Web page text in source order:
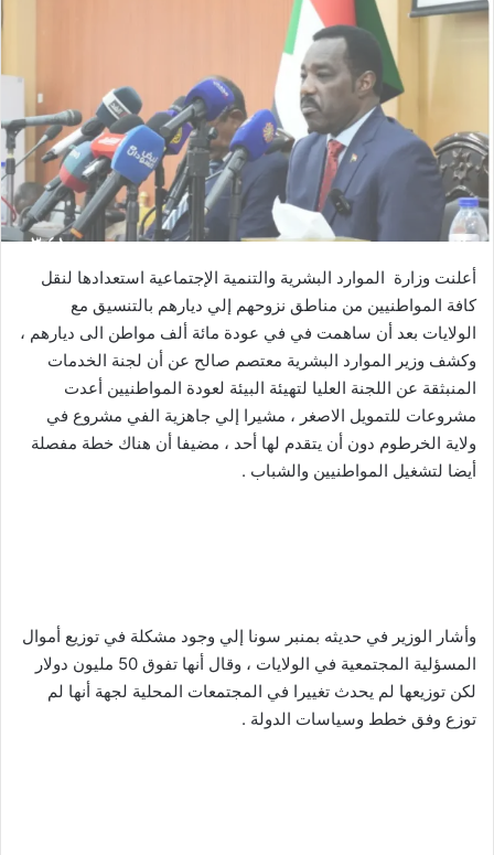
ل
ر
د
ا
إ
ك
ر
و
ن
ي
ا
أعلنت وزارة الموارد البشرية والتنمية الإجتماعية استعدادها لنقل
كافة المواطنيين من مناطق نزوحهم إلي ديارهم بالتنسيق مع
الولايات بعد أن ساهمت في في عودة مائة ألف مواطن الى ديارهم ،
وكشف وزير الموارد البشرية معتصم صالح عن أن لجنة الخدمات
المنبثقة عن اللجنة العليا لتهيئة البيئة لعودة المواطنيين أعدت
مشروعات للتمويل الاصغر ، مشيرا إلي جاهزية الفي مشروع في
ولاية الخرطوم دون أن يتقدم لها أحد ، مضيفا أن هناك خطة مفصلة
أيضا لتشغيل المواطنيين والشباب .
وأشار الوزير في حديثه بمنبر سونا إلي وجود مشكلة في توزيع أموال
المسؤلية المجتمعية في الولايات ، وقال أنها تفوق 50 مليون دولار
لكن توزيعها لم يحدث تغييرا في المجتمعات المحلية لجهة أنها لم
توزع وفق خطط وسياسات الدولة .